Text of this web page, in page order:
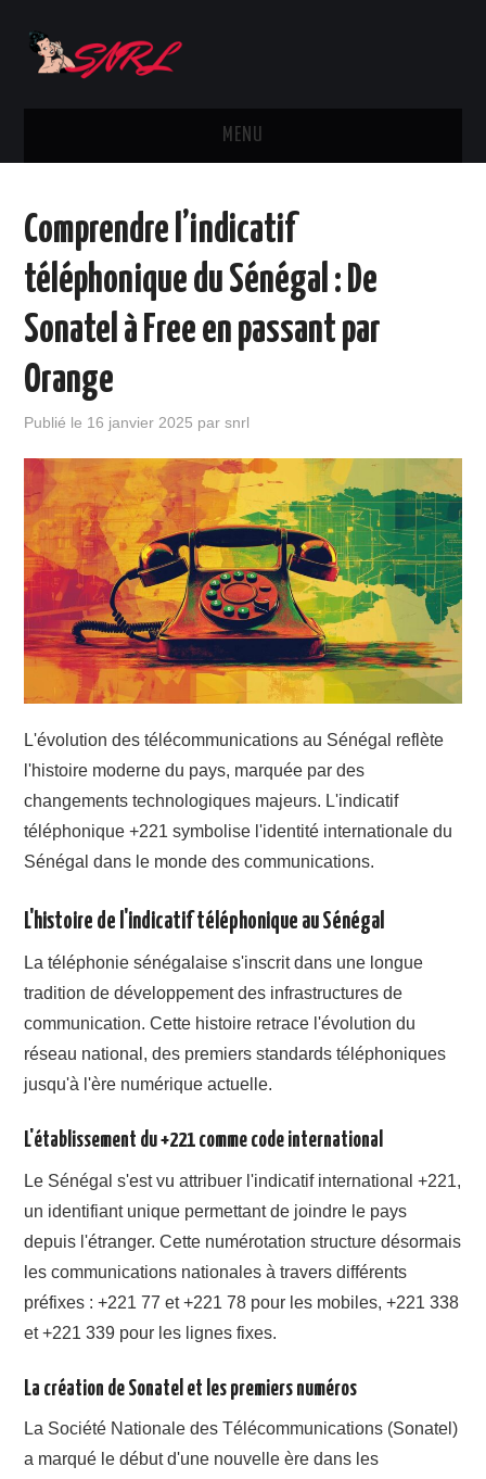
MENU
SMARTPHONES
MARQUES
DIVERS
Comprendre l’indicatif
téléphonique du Sénégal : De
Sonatel à Free en passant par
Orange
Publié le 16 janvier 2025 parsnrl
L'évolution des télécommunications au Sénégal reflète
l'histoire moderne du pays, marquée par des
changements technologiques majeurs. L'indicatif
téléphonique +221 symbolise l'identité internationale du
Sénégal dans le monde des communications.
L'histoire de l'indicatif téléphonique au Sénégal
La téléphonie sénégalaise s'inscrit dans une longue
tradition de développement des infrastructures de
communication. Cette histoire retrace l'évolution du
réseau national, des premiers standards téléphoniques
jusqu'à l'ère numérique actuelle.
L'établissement du +221 comme code international
Le Sénégal s'est vu attribuer l'indicatif international +221,
un identifiant unique permettant de joindre le pays
depuis l'étranger. Cette numérotation structure désormais
les communications nationales à travers différents
préfixes : +221 77 et +221 78 pour les mobiles, +221 338
et +221 339 pour les lignes fixes.
La création de Sonatel et les premiers numéros
La Société Nationale des Télécommunications (Sonatel)
a marqué le début d'une nouvelle ère dans les